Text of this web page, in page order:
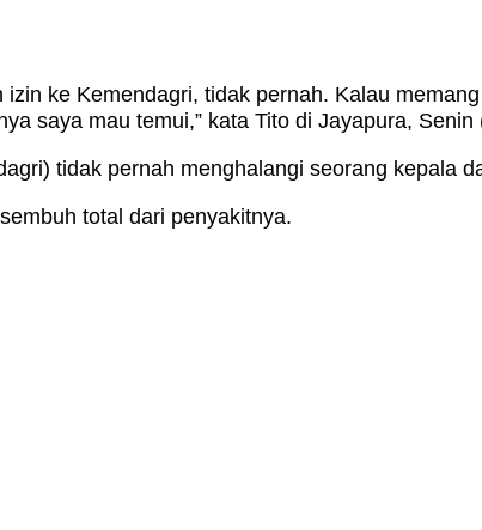
ke Kemendagri, tidak pernah. Kalau
saya mau temui,” kata Tito di Jayapura, Senin
tidak pernah menghalangi seorang kepala
total dari penyakitnya.